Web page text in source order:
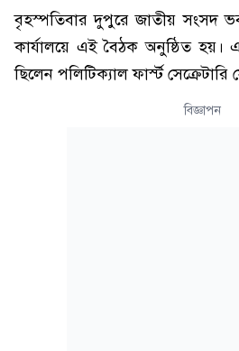
বৃহস্পতিবার দুপুরে জাতীয় সংসদ
কার্যালয়ে এই বৈঠক অনুষ্ঠিত হয়।
ছিলেন পলিটিক্যাল ফার্স্ট সেক্রেটারি
বিজ্ঞাপন